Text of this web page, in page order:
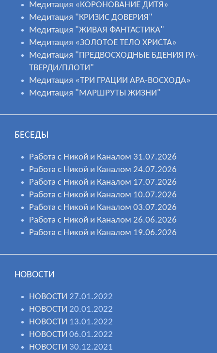
Медитация «КОРОНОВАНИЕ ДИТЯ»
Медитация "КРИЗИС ДОВЕРИЯ"
Медитация "ЖИВАЯ ФАНТАСТИКА"
Медитация «ЗОЛОТОЕ ТЕЛО ХРИСТА»
Медитация "ПРЕДВОСХОДНЫЕ БДЕНИЯ РА-
ТВЕРДИ/ПЛОТИ"
Медитация «ТРИ ГРАЦИИ АРА-ВОСХОДА»
Медитация "МАРШРУТЫ ЖИЗНИ"
БЕСЕДЫ
Работа с Никой и Каналом 31.07.2026
Работа с Никой и Каналом 24.07.2026
Работа с Никой и Каналом 17.07.2026
Работа с Никой и Каналом 10.07.2026
Работа с Никой и Каналом 03.07.2026
Работа с Никой и Каналом 26.06.2026
Работа с Никой и Каналом 19.06.2026
НОВОСТИ
НОВОСТИ 27.01.2022
НОВОСТИ 20.01.2022
НОВОСТИ 13.01.2022
НОВОСТИ 06.01.2022
НОВОСТИ 30.12.2021